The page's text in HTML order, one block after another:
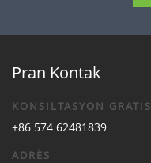
Pran Kontak
KONSILTASYON GRATIS
+86 574 62481839
ADRÈS